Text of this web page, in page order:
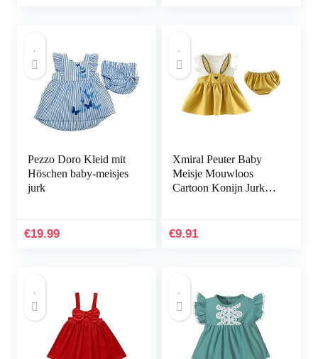
Pezzo Doro Kleid mit
Höschen baby-meisjes
jurk
€19.99
Xmiral Peuter Baby
Meisje Mouwloos
Cartoon Konijn Jurk
€9.91